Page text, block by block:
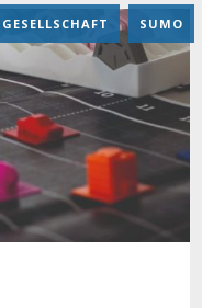
GESELLSCHAFT , SUMO